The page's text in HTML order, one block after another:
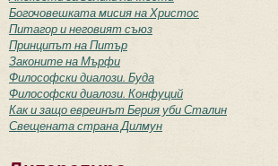
Богочовешката мисия на Христос
Питагор и неговият съюз
Принципът на Питър
Законите на Мърфи
Философски диалози. Буда
Философски диалози. Конфуций
Как и защо евреинът Берия уби Сталин
Свещената страна Дилмун